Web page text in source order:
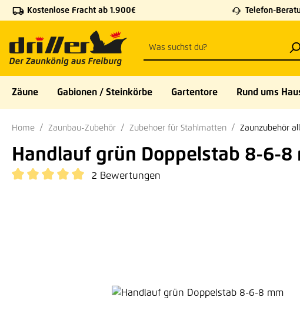
Hauptinhalt springen
Zur Suche springen
Zur Hauptnavigation springen
Kostenlose Fracht ab 1.900€ Telefon-
Zäune Gabionen / Steinkörbe Gartentore Rund ums
Home Zaunbau-Zubehör Zubehoer für Stahlmatten Zaunzubehör
Handlauf grün Doppelstab 8-6-8
2 Bewertungen
Bildergalerie überspringen